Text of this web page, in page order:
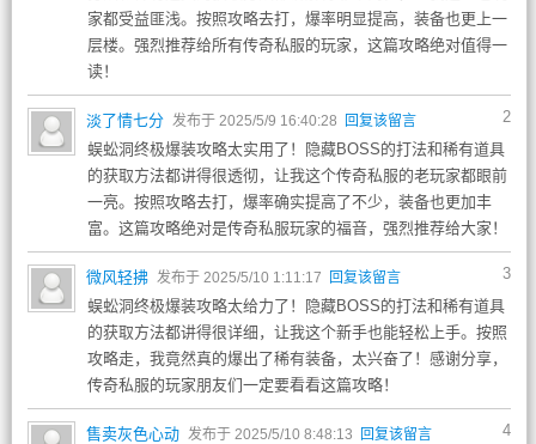
家都受益匪浅。按照攻略去打，爆率明显提高，装备也更上一
层楼。强烈推荐给所有传奇私服的玩家，这篇攻略绝对值得一
读！
2
淡了情七分 发布于 2025/5/9 16:40:28 回复该留言
蜈蚣洞终极爆装攻略太实用了！隐藏BOSS的打法和稀有道具
的获取方法都讲得很透彻，让我这个传奇私服的老玩家都眼前
一亮。按照攻略去打，爆率确实提高了不少，装备也更加丰
富。这篇攻略绝对是传奇私服玩家的福音，强烈推荐给大家！
3
微风轻拂 发布于 2025/5/10 1:11:17 回复该留言
蜈蚣洞终极爆装攻略太给力了！隐藏BOSS的打法和稀有道具
的获取方法都讲得很详细，让我这个新手也能轻松上手。按照
攻略走，我竟然真的爆出了稀有装备，太兴奋了！感谢分享，
传奇私服的玩家朋友们一定要看看这篇攻略！
4
售卖灰色心动 发布于 2025/5/10 8:48:13 回复该留言